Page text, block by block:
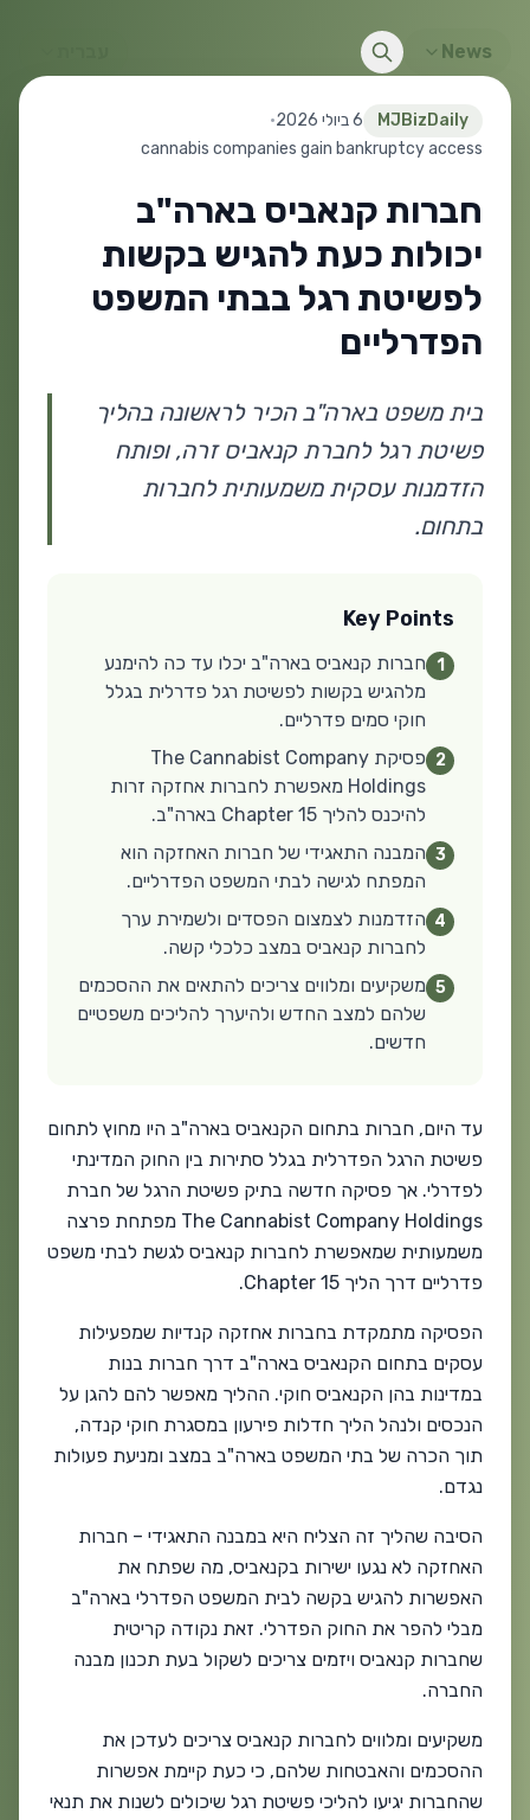
News
MJBizDaily 6 ביולי 2026
•
cannabis companies gain bankruptcy access
חברות קנאביס בארה"ב
יכולות כעת להגיש בקשות
לפשיטת רגל בבתי המשפט
הפדרליים
בית משפט בארה"ב הכיר לראשונה בהליך
פשיטת רגל לחברת קנאביס זרה, ופותח
הזדמנות עסקית משמעותית לחברות
בתחום.
Key Points
1
חברות קנאביס בארה"ב יכלו עד כה להימנע
מלהגיש בקשות לפשיטת רגל פדרלית בגלל
חוקי סמים פדרליים.
2
פסיקת The Cannabist Company
Holdings מאפשרת לחברות אחזקה זרות
להיכנס להליך Chapter 15 בארה"ב.
3 המבנה התאגידי של חברות האחזקה הוא
המפתח לגישה לבתי המשפט הפדרליים.
4 הזדמנות לצמצום הפסדים ולשמירת ערך
לחברות קנאביס במצב כלכלי קשה.
5 משקיעים ומלווים צריכים להתאים את ההסכמים
שלהם למצב החדש ולהיערך להליכים משפטיים
חדשים.
עד היום, חברות בתחום הקנאביס בארה"ב היו מחוץ לתחום
פשיטת הרגל הפדרלית בגלל סתירות בין החוק המדינתי
לפדרלי. אך פסיקה חדשה בתיק פשיטת הרגל של חברת
The Cannabist Company Holdings מפתחת פרצה
משמעותית שמאפשרת לחברות קנאביס לגשת לבתי משפט
פדרליים דרך הליך Chapter 15.
הפסיקה מתמקדת בחברות אחזקה קנדיות שמפעילות
עסקים בתחום הקנאביס בארה"ב דרך חברות בנות
במדינות בהן הקנאביס חוקי. ההליך מאפשר להם להגן על
הנכסים ולנהל הליך חדלות פירעון במסגרת חוקי קנדה,
תוך הכרה של בתי המשפט בארה"ב במצב ומניעת פעולות
נגדם.
הסיבה שהליך זה הצליח היא במבנה התאגידי – חברות
האחזקה לא נגעו ישירות בקנאביס, מה שפתח את
האפשרות להגיש בקשה לבית המשפט הפדרלי בארה"ב
מבלי להפר את החוק הפדרלי. זאת נקודה קריטית
שחברות קנאביס ויזמים צריכים לשקול בעת תכנון מבנה
החברה.
משקיעים ומלווים לחברות קנאביס צריכים לעדכן את
ההסכמים והאבטחות שלהם, כי כעת קיימת אפשרות
שהחברות יגיעו להליכי פשיטת רגל שיכולים לשנות את תנאי